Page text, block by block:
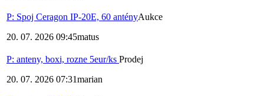
P: Spoj Ceragon IP-20E, 60 antényAukce
20. 07. 2026 09:45matus
P: anteny, boxi, rozne 5eur/ks Prodej
20. 07. 2026 07:31marian